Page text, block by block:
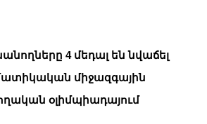
4 մեդալ են նվաճել
միջազգային
օլիմպիադայում